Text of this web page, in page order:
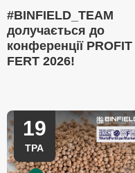
#BINFIELD_TEAM
долучається до
конференції PROFIT
FERT 2026!
19
ТРА